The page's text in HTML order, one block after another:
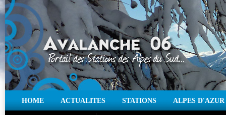
HOME ACTUALITES STATIONS ALPES D'AZUR